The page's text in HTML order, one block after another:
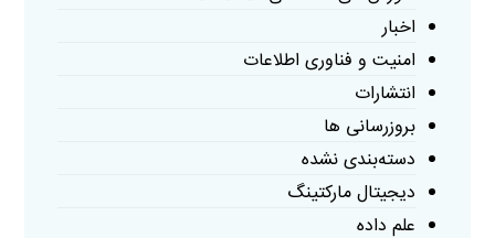
اخبار
امنیت و فناوری اطلاعات
انتشارات
بروزرسانی ها
دسته‌بندی نشده
دیجیتال مارکتینگ
علم داده